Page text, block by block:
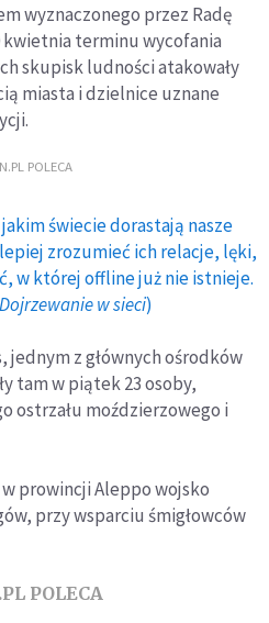
wyznaczonego przez Radę
kwietnia terminu wycofania
skupisk ludności atakowały
miasta i dzielnice uznane
POLECA
świecie dorastają nasze
zrozumieć ich relacje, lęki,
w której offline już nie istnieje.
Dojrzewanie w sieci)
jednym z głównych ośrodków
tam w piątek 23 osoby,
ostrzału moździerzowego i
prowincji Aleppo wojsko
przy wsparciu śmigłowców
POLECA